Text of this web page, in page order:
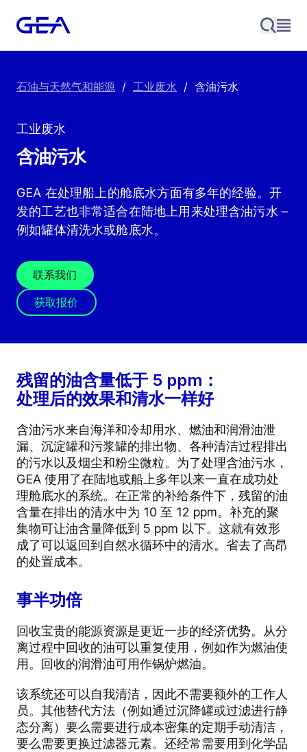
石油与天然气和能源 / 工业废水 / 含油污水
工业废水
含油污水
GEA 在处理船上的舱底水方面有多年的经验。开
发的工艺也非常适合在陆地上用来处理含油污水 –
例如罐体清洗水或舱底水。
联系我们
获取报价
残留的油含量低于 5 ppm：
处理后的效果和清水一样好
含油污水来自海洋和冷却用水、燃油和润滑油泄
漏、沉淀罐和污浆罐的排出物、各种清洁过程排出
的污水以及烟尘和粉尘微粒。为了处理含油污水，
GEA 使用了在陆地或船上多年以来一直在成功处
理舱底水的系统。在正常的补给条件下，残留的油
含量在排出的清水中为 10 至 12 ppm。补充的聚
集物可让油含量降低到 5 ppm 以下。这就有效形
成了可以返回到自然水循环中的清水。省去了高昂
的处置成本。
事半功倍
回收宝贵的能源资源是更近一步的经济优势。从分
离过程中回收的油可以重复使用，例如作为燃油使
用。回收的润滑油可用作锅炉燃油。
该系统还可以自我清洁，因此不需要额外的工作人
员。其他替代方法（例如通过沉降罐或过滤进行静
态分离）要么需要进行成本密集的定期手动清洁，
要么需要更换过滤器元素。还经常需要用到化学品